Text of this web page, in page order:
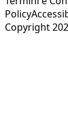
Policy
Copyright